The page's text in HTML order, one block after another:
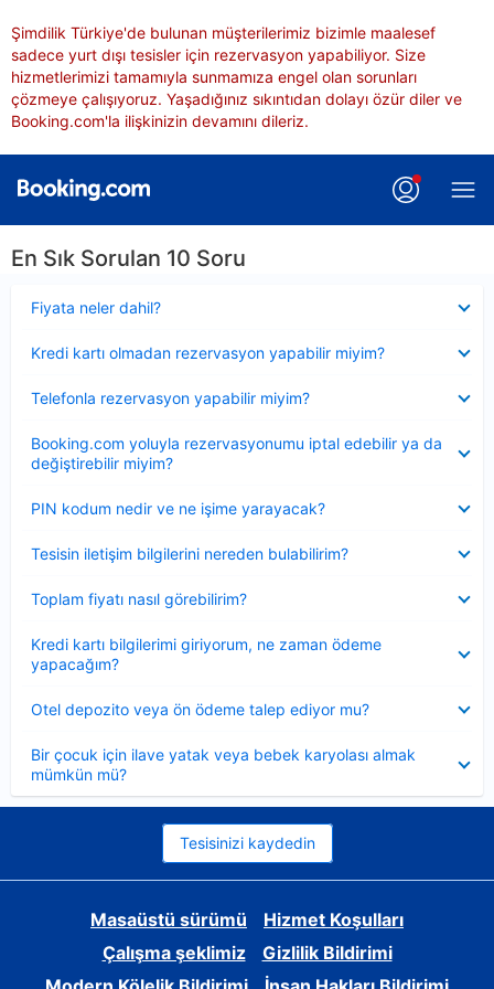
Şimdilik Türkiye'de bulunan müşterilerimiz bizimle maalesef
sadece yurt dışı tesisler için rezervasyon yapabiliyor. Size
hizmetlerimizi tamamıyla sunmamıza engel olan sorunları
çözmeye çalışıyoruz. Yaşadığınız sıkıntıdan dolayı özür diler ve
Booking.com'la ilişkinizin devamını dileriz.
En Sık Sorulan 10 Soru
Fiyata neler dahil?
Kredi kartı olmadan rezervasyon yapabilir miyim?
Telefonla rezervasyon yapabilir miyim?
Booking.com yoluyla rezervasyonumu iptal edebilir ya da
değiştirebilir miyim?
PIN kodum nedir ve ne işime yarayacak?
Tesisin iletişim bilgilerini nereden bulabilirim?
Toplam fiyatı nasıl görebilirim?
Kredi kartı bilgilerimi giriyorum, ne zaman ödeme
yapacağım?
Otel depozito veya ön ödeme talep ediyor mu?
Bir çocuk için ilave yatak veya bebek karyolası almak
mümkün mü?
Tesisinizi kaydedin
Masaüstü sürümü
Hizmet Koşulları
Çalışma şeklimiz
Gizlilik Bildirimi